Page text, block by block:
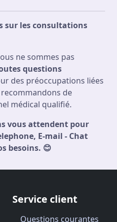
sur les consultations
ne sommes pas
questions
des préoccupations liées
de
médical qualifié.
vous attendent pour
E-mail - Chat
besoins. 😊
Service client
Questions courantes